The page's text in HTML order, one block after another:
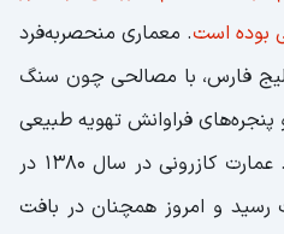
بوده است. معماری منحصربه‌فرد
فارس، با مصالحی چون سنگ
فراوانش تهویه‌ طبیعی
ساختمان را تأمین می‌کرده‌اند. عمارت کازرونی در سال ۱۳۸۰ در
رسید و امروز همچنان در بافت